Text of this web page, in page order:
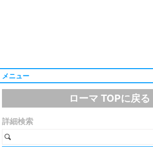
メニュー
ローマ TOPに戻る
詳細検索